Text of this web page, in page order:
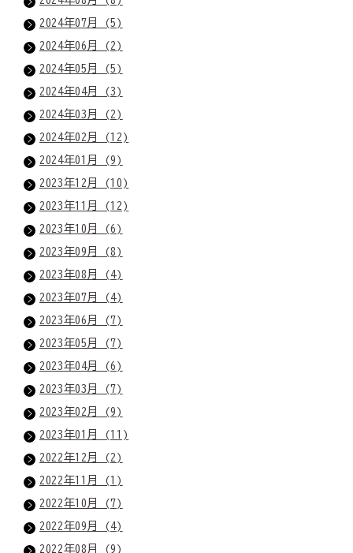
2024年07月 (5)
2024年06月 (2)
2024年05月 (5)
2024年04月 (3)
2024年03月 (2)
2024年02月 (12)
2024年01月 (9)
2023年12月 (10)
2023年11月 (12)
2023年10月 (6)
2023年09月 (8)
2023年08月 (4)
2023年07月 (4)
2023年06月 (7)
2023年05月 (7)
2023年04月 (6)
2023年03月 (7)
2023年02月 (9)
2023年01月 (11)
2022年12月 (2)
2022年11月 (1)
2022年10月 (7)
2022年09月 (4)
2022年08月 (9)